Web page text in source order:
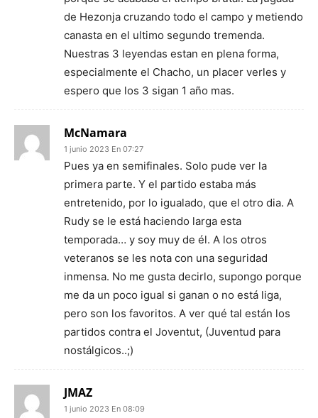
de Hezonja cruzando todo el campo y metiendo
canasta en el ultimo segundo tremenda.
Nuestras 3 leyendas estan en plena forma,
especialmente el Chacho, un placer verles y
espero que los 3 sigan 1 año mas.
McNamara
1 junio 2023 En 07:27
Pues ya en semifinales. Solo pude ver la
primera parte. Y el partido estaba más
entretenido, por lo igualado, que el otro dia. A
Rudy se le está haciendo larga esta
temporada… y soy muy de él. A los otros
veteranos se les nota con una seguridad
inmensa. No me gusta decirlo, supongo porque
me da un poco igual si ganan o no está liga,
pero son los favoritos. A ver qué tal están los
partidos contra el Joventut, (Juventud para
nostálgicos..;)
JMAZ
1 junio 2023 En 08:09